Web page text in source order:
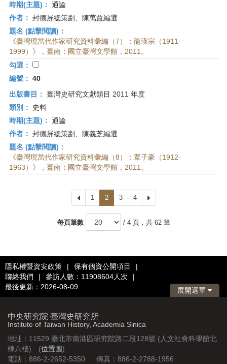
時期(主題)： 通論
作者： 封德屏總策劃、陳萬益編選
題名 (點擊閱讀)：
《臺灣現當代作家研究資料彙編（7）：龍瑛宗（1911-
1999）》，臺南：國立臺灣文學館，2011。
勾選：
編號： 40
出版書目： 臺灣史研究文獻類目 2011 年度
類別：
史料
時期(主題)： 通論
作者： 封德屏總策劃、陳義芝編選
題名 (點擊閱讀)：
《臺灣現當代作家研究資料彙編（8）：覃子豪（1912-
1963）》，臺南：國立臺灣文學館，2011。
上
一
頁
1 2 3 4
下
一
每頁筆數
/ 4 頁，共 62 筆
隱私權暨資安政策 | 保有個資公開項目
|
聯絡我們
| 參訪人數：11908604人次
|
最後更新：2026-08-09
展開選單
中央研究院 臺灣史研究所
Institute of Taiwan History, Academia Sinica
地址：11529 臺北市南港區研究院路二段128號 (人文社會科學館北
棟八樓) (位置圖)
電話：886-2-2652-5350 傳真：886-2-2788-1956